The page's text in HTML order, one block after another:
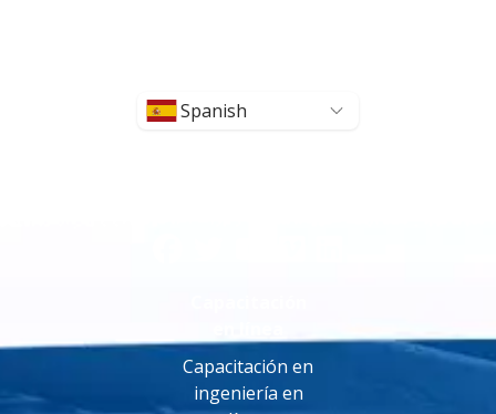
Spanish
Capacitación en
ingeniería en